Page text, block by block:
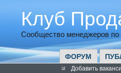
Клуб
Сообщество менеджеров по
ФОРУМ
Добавить